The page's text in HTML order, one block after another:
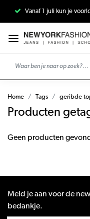
Vanaf 1 juli kun je
Home Tags geribde
Producten
Geen producten
Meld je aan voor de
bedankje.